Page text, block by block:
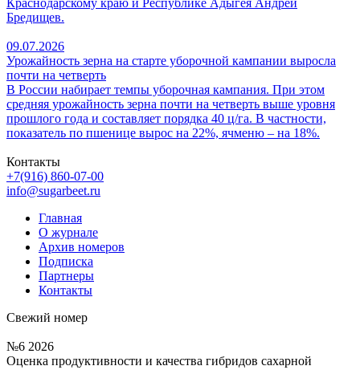
Бредищев.
09.07.2026
Урожайность зерна на старте уборочной кампании выросла
почти на четверть
В России набирает темпы уборочная кампания. При этом
средняя урожайность зерна почти на четверть выше уровня
прошлого года и составляет порядка 40 ц/га. В частности,
показатель по пшенице вырос на 22%, ячменю – на 18%.
Контакты
+7(916) 860-07-00
info@sugarbeet.ru
Главная
О журнале
Архив номеров
Подписка
Партнеры
Контакты
Свежий номер
№6 2026
Оценка продуктивности и качества гибридов сахарной